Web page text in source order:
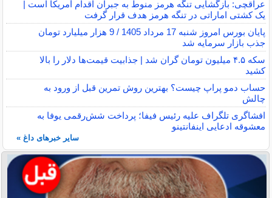
عراقچی: بازگشایی تنگه هرمز منوط به جبران اقدام آمریکا است |
یک کشتی اماراتی در تنگه هرمز هدف قرار گرفت
پایان بورس امروز شنبه 17 مرداد 1405 / 9 هزار میلیارد تومان
جذب بازار سرمایه شد
سکه ۴.۵ میلیون تومان گران شد | جذابیت قیمت‌ها دلار را بالا
کشید
حساب دمو پراپ چیست؟ بهترین روش تمرین قبل از ورود به
چالش
افشاگری تلگراف علیه رئیس فیفا؛ پرداخت شش‌رقمی یوفا به
معشوقه ادعایی اینفانتینو
سایر خبرهای داغ »